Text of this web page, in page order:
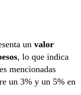
un valor
, lo que indica
mencionadas
un 3% y un 5% en